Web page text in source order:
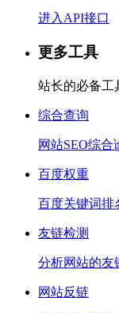
进入API接口
更多工具
站长的必备工
综合查询
网站SEO综合
百度权重
百度关键词排
友链检测
分析网站的友
网站反链